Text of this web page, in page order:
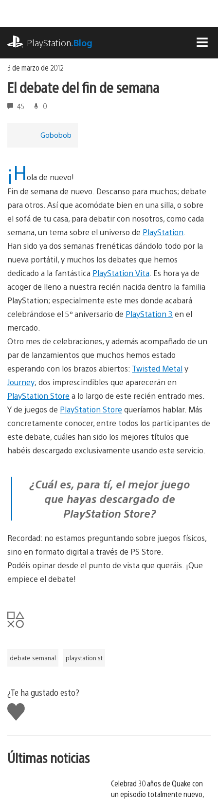
contenido
PlayStation.Blog
3 de marzo de 2012
El debate del fin de semana
45 0
Gobobob
¡Hola de nuevo!
Fin de semana de nuevo. Descanso para muchos; debate
para otros. Así que acomódate bien en una silla, o sobre
el sofá de tu casa, para debatir con nosotros, como cada
semana, un tema sobre el universo de PlayStation
Han sido ya dos semanas frenéticas dándolo todo por la
nueva portátil, y muchos los debates que hemos
dedicado a la fantástica PlayStation Vita . Es hora ya de
acoger de lleno a nuestra recién nacida dentro la familia
PlayStation; especialmente este mes donde acabará
celebrándose el 5º aniversario de PlayStation 3 en el
mercado.
Otro mes de celebraciones, y además acompañado de un
par de lanzamientos que muchos hemos estado
esperando con los brazos abiertos: Twisted Metaly
Journey; dos imprescindibles que aparecerán en
PlayStation Store a lo largo de este recién entrado mes.
Y de juegos de PlayStation Store queríamos hablar. Más
concretamente conocer, entre todos los participantes de
este debate, cuáles han sido los mejores títulos que
habéis descargado exclusivamente usando este servicio.
¿Cuál es, para tí, el mejor juego
que hayas descargado de
PlayStation Store?
Recordad: no estamos preguntando sobre juegos físicos,
sino en formato digital a través de PS Store.
Podéis opinar desde el punto de vista que queráis. ¡Que
empiece el debate!
debate semanal playstation st
¿Te ha gustado esto?
Me
gusta
Últimas noticias
Celebrad 30 años de Quake con
un episodio totalmente nuevo,